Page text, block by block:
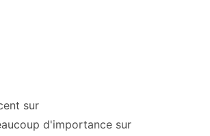
sur
d'importance sur